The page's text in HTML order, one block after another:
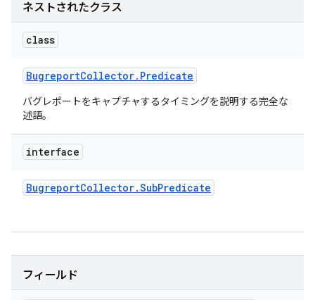
ネストされたクラス
class
BugreportCollector. Predicate
バグレポートをキャプチャするタイミングを説明する完全な
述語。
interface
BugreportCollector.SubPredicate
フィールド